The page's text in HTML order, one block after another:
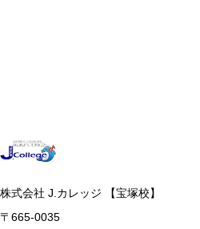
株式会社 J.カレッジ 【宝塚校】
〒665-0035